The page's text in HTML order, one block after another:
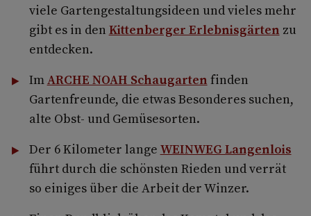
viele Gartengestaltungsideen und vieles mehr
gibt es in den Kittenberger Erlebnisgärten zu
entdecken.
ImARCHE NOAH Schaugarten finden
Gartenfreunde, die etwas Besonderes suchen,
alte Obst- und Gemüsesorten.
Der 6 Kilometer lange WEINWEG Langenlois
führt durch die schönsten Rieden und verrät
so einiges über die Arbeit der Winzer.